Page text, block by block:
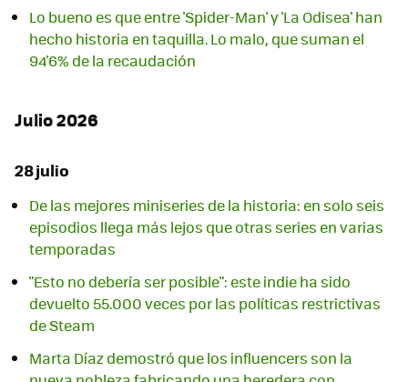
Lo bueno es que entre 'Spider-Man' y 'La Odisea' han
hecho historia en taquilla. Lo malo, que suman el
94'6% de la recaudación
Julio 2026
28 julio
De las mejores miniseries de la historia: en solo seis
episodios llega más lejos que otras series en varias
temporadas
"Esto no debería ser posible": este indie ha sido
devuelto 55.000 veces por las políticas restrictivas
de Steam
Marta Díaz demostró que los influencers son la